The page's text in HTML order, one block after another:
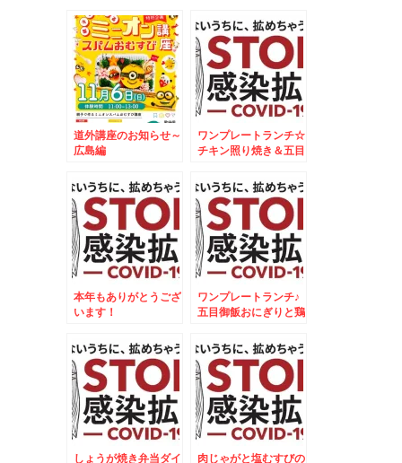
道外講座のお知らせ～
広島編
ワンプレートランチ☆
チキン照り焼き＆五目
ート☆
本年もありがとうござ
います！
ワンプレートランチ♪
五目御飯おにぎりと鶏
しょうが焼き弁当ダイ
肉じゃがと塩むすびの